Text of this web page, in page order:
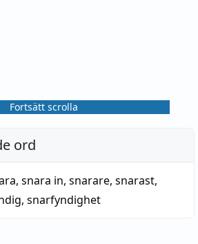
Fortsätt scrolla
ord
, snara in, snarare, snarast,
, snarfyndighet